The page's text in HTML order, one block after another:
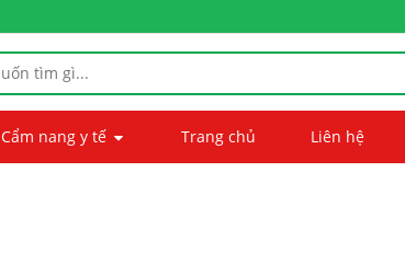
Cẩm nang y tế Trang chủ Liên hệ